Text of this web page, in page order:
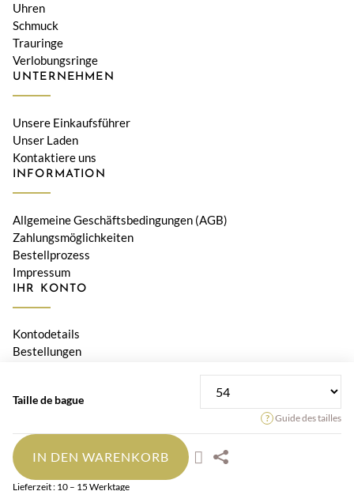
Taille de bague
Guide des tailles
IN DEN WARENKORB
Lieferzeit : 10 – 15 Werktage
Uhren
Schmuck
Trauringe
Verlobungsringe
UNTERNEHMEN
Unsere Einkaufsführer
Unser Laden
Kontaktiere uns
INFORMATION
Allgemeine Geschäftsbedingungen (AGB)
Zahlungsmöglichkeiten
Bestellprozess
Impressum
IHR KONTO
Kontodetails
Bestellungen
© 2026 Bijouterie Le Diamant, Orwa SA • Alle Preise verstehen